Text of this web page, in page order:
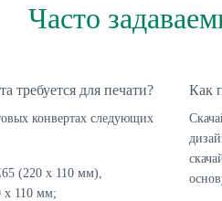
Часто
требуется для печати?
конвертах следующих
(220 х 110 мм),
х 110 мм;
Как